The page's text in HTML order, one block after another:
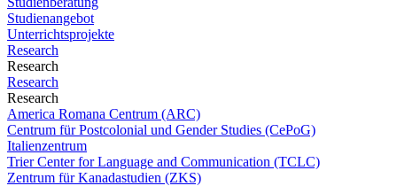
Studienangebot
Unterrichtsprojekte
Research
Research
Research
Research
America Romana Centrum (ARC)
Centrum für Postcolonial und Gender Studies (CePoG)
Italienzentrum
Trier Center for Language and Communication (TCLC)
Zentrum für Kanadastudien (ZKS)